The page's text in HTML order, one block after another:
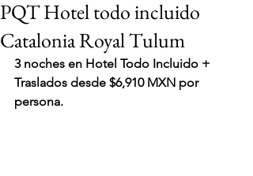
PQT Hotel todo incluido
Catalonia Royal Tulum
3 noches en Hotel Todo Incluido +
Traslados desde $6,910 MXN por
persona.